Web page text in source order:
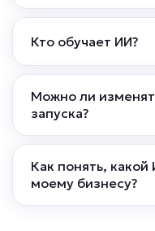
Кто обучает ИИ?
Можно ли
запуска?
Как понять,
моему бизнесу?